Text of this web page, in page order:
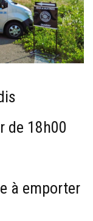
de 18h00
à emporter